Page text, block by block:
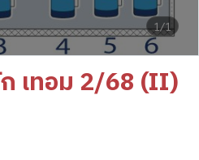
1/1
เทอม 2/68 (II)